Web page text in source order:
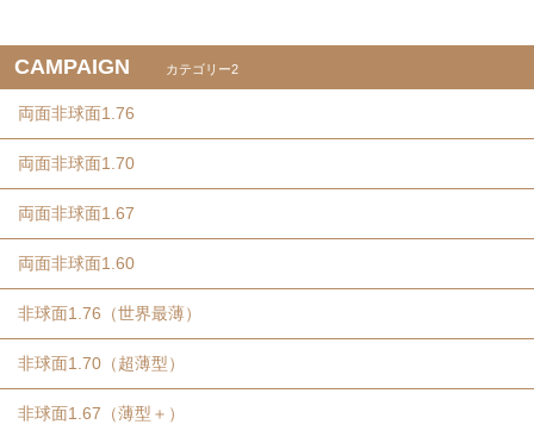
CAMPAIGN カテゴリー2
両面非球面1.76
両面非球面1.70
両面非球面1.67
両面非球面1.60
非球面1.76（世界最薄）
非球面1.70（超薄型）
非球面1.67（薄型＋）